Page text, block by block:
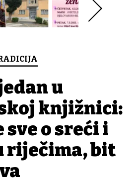
u
knjižnici:
sve o sreći i
riječima, bit